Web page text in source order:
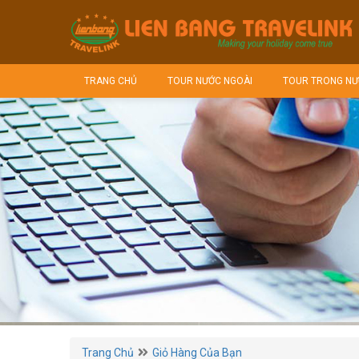
TRANG CHỦ TOUR NƯỚC NGOÀI TOUR TRONG
Trang Chủ Giỏ Hàng Của Bạn